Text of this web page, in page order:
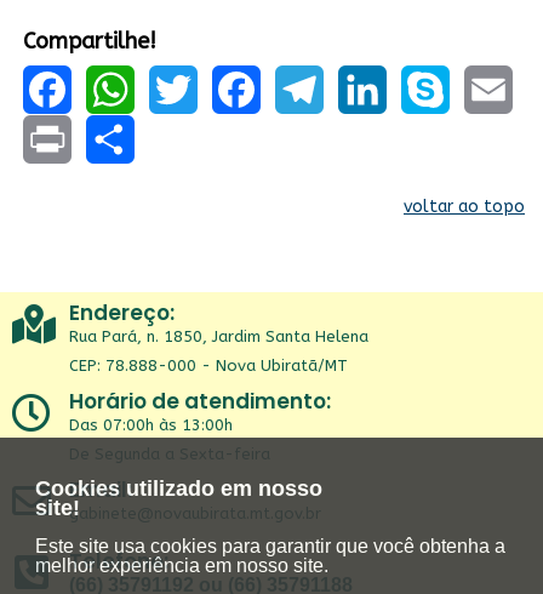
Cookies utilizado em nosso
site!
Este site usa cookies para garantir que você obtenha a
melhor experiência em nosso site.
Compartilhe!
FacebookWhatsApp
voltar ao topo
Endereço:
Rua Pará, n. 1850, Jardim Santa Helena
CEP: 78.888-000 - Nova Ubiratã/MT
Horário de atendimento:
Das 07:00h às 13:00h
De Segunda a Sexta-feira
Email:
gabinete@novaubirata.mt.gov.br
Telefone:
(66) 35791192 ou (66) 35791188